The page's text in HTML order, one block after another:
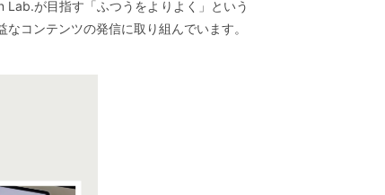
が目指す「ふつうをよりよく」という
コンテンツの発信に取り組んでいます。